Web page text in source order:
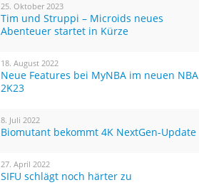
25. Oktober 2023
Tim und Struppi – Microids neues
Abenteuer startet in Kürze
18. August 2022
Neue Features bei MyNBA im neuen NBA
2K23
8. Juli 2022
Biomutant bekommt 4K NextGen-Update
27. April 2022
SIFU schlägt noch härter zu